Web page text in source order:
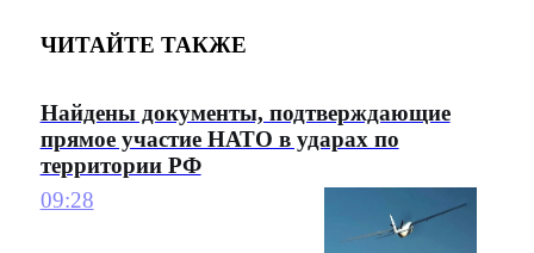
ЧИТАЙТЕ ТАКЖЕ
Найдены документы, подтверждающие
прямое участие НАТО в ударах по
территории РФ
09:28